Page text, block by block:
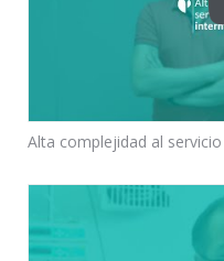
Alta complejidad al